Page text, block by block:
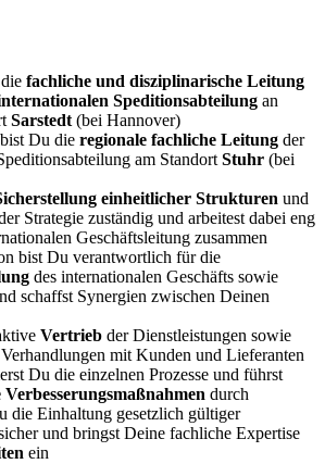
fachliche und disziplinarische Leitung
Speditionsabteilung an
Sarstedt (bei Hannover)
Du die regionale fachliche Leitung der
am Standort Stuhr (bei
einheitlicher Strukturen und
Strategie zuständig und arbeitest dabei eng
Geschäftsleitung zusammen
bist Du verantwortlich für die
des internationalen Geschäfts sowie
schaffst Synergien zwischen Deinen
Vertrieb der Dienstleistungen sowie
mit Kunden und Lieferanten
Du die einzelnen Prozesse und führst
durch
die Einhaltung gesetzlich gültiger
und bringst Deine fachliche Expertise
ein